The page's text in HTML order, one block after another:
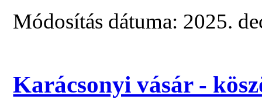
Módosítás dátuma: 2025.
Karácsonyi vásár -